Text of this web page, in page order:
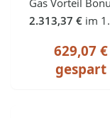
2.313,37 € im
629,07 €
gespart